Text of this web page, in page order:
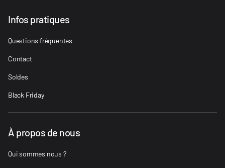
Infos pratiques
Questions fréquentes
Contact
Soldes
Black Friday
À propos de nous
Qui sommes nous ?